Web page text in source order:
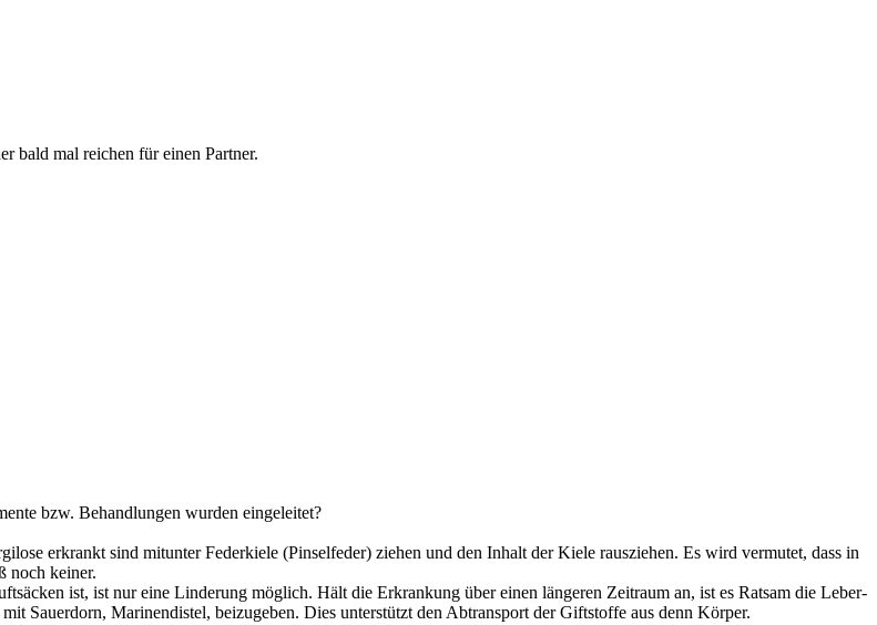
bald mal reichen für einen Partner.
bzw. Behandlungen wurden eingeleitet?
erkrankt sind mitunter Federkiele (Pinselfeder) ziehen und den Inhalt der Kiele rausziehen. Es wird vermutet, dass in
noch keiner.
ist, ist nur eine Linderung möglich. Hält die Erkrankung über einen längeren Zeitraum an, ist es Ratsam die Leber-
Sauerdorn, Marinendistel, beizugeben. Dies unterstützt den Abtransport der Giftstoffe aus denn Körper.